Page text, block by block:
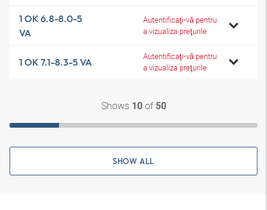
1 OK 6.8-8.0-5
VA
Autentificaţi-vă pentru
a vizualiza preţurile
1 OK 7.1-8.3-5 VA
Autentificaţi-vă pentru
a vizualiza preţurile
Shows 10of 50
SHOW ALL